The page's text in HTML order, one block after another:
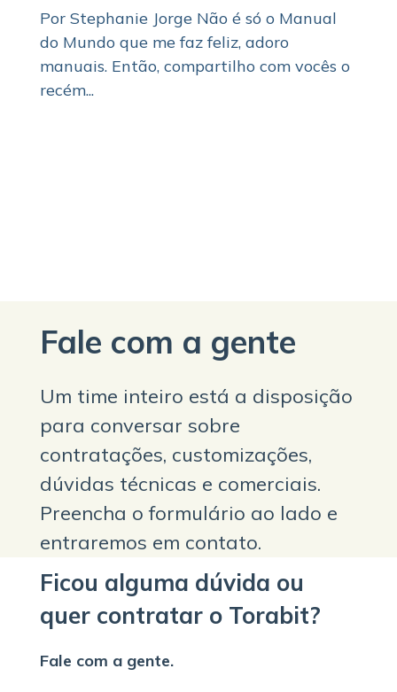
Por Stephanie Jorge Não é só o Manual
do Mundo que me faz feliz, adoro
manuais. Então, compartilho com vocês o
recém...
Fale com a gente
Um time inteiro está a disposição
para conversar sobre
contratações, customizações,
dúvidas técnicas e comerciais.
Preencha o formulário ao lado e
entraremos em contato.
Ficou alguma dúvida ou
quer contratar o Torabit?
Fale com a gente.